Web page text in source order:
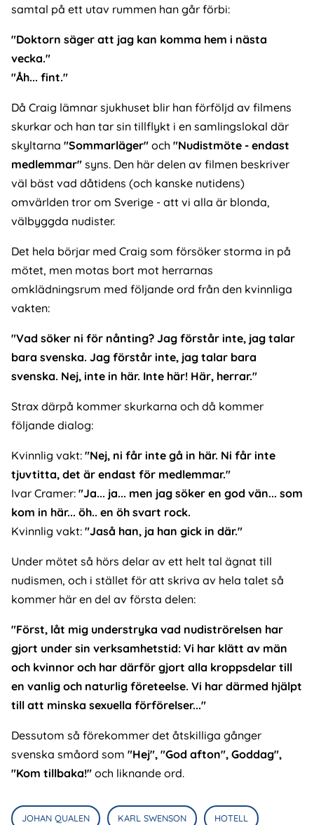
samtal på ett utav rummen han går förbi:
"Doktorn säger att jag kan komma hem i nästa
vecka."
"Åh... fint."
Då Craig lämnar sjukhuset blir han förföljd av filmens
skurkar och han tar sin tillflykt i en samlingslokal där
skyltarna "Sommarläger" och "Nudistmöte - endast
medlemmar" syns. Den här delen av filmen beskriver
väl bäst vad dåtidens (och kanske nutidens)
omvärlden tror om Sverige - att vi alla är blonda,
välbyggda nudister.
Det hela börjar med Craig som försöker storma in på
mötet, men motas bort mot herrarnas
omklädningsrum med följande ord från den kvinnliga
vakten:
"Vad söker ni för nånting? Jag förstår inte, jag talar
bara svenska. Jag förstår inte, jag talar bara
svenska. Nej, inte in här. Inte här! Här, herrar."
Strax därpå kommer skurkarna och då kommer
följande dialog:
Kvinnlig vakt: "Nej, ni får inte gå in här. Ni får inte
tjuvtitta, det är endast för medlemmar."
Ivar Cramer: "Ja... ja... men jag söker en god vän... som
kom in här... öh.. en öh svart rock.
Kvinnlig vakt: "Jaså han, ja han gick in där."
Under mötet så hörs delar av ett helt tal ägnat till
nudismen, och i stället för att skriva av hela talet så
kommer här en del av första delen:
"Först, låt mig understryka vad nudiströrelsen har
gjort under sin verksamhetstid: Vi har klätt av män
och kvinnor och har därför gjort alla kroppsdelar till
en vanlig och naturlig företeelse. Vi har därmed hjälpt
till att minska sexuella förförelser..."
Dessutom så förekommer det åtskilliga gånger
svenska småord som "Hej", "God afton", Goddag",
"Kom tillbaka!" och liknande ord.
JOHAN QUALEN KARL SWENSON HOTELL